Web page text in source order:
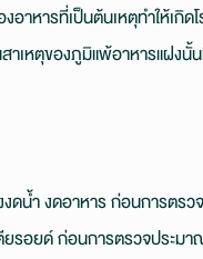
าหารที่เป็นต้นเหตุทำให้เ
าเหตุของภูมิแพ้อาหารแฝง
ดน้ำ งดอาหาร ก่อนการตรวจ
ยรอยด์ ก่อนการตรวจประม